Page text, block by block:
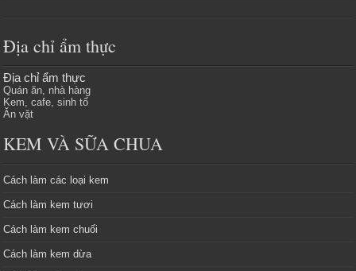
Địa chỉ ẩm thực
Địa chỉ ẩm thực
Quán ăn, nhà hàng
Kem, cafe, sinh tố
Ăn vặt
KEM VÀ SỮA CHUA
Cách làm các loại kem
Cách làm kem tươi
Cách làm kem chuối
Cách làm kem dừa